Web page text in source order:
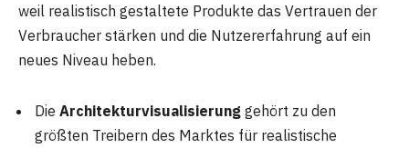
weil realistisch gestaltete Produkte das Vertrauen der
Verbraucher stärken und die Nutzererfahrung auf ein
neues Niveau heben.
Die Architekturvisualisierung gehört zu den
größten Treibern des Marktes für realistische